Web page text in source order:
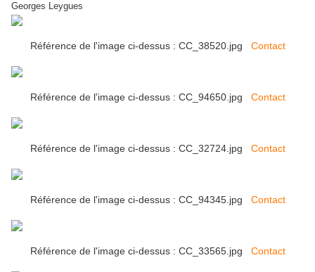
Georges Leygues
Référence de l'image ci-dessus : CC_38520.jpg Contact
Référence de l'image ci-dessus : CC_94650.jpg Contact
Référence de l'image ci-dessus : CC_32724.jpg Contact
Référence de l'image ci-dessus : CC_94345.jpg Contact
Référence de l'image ci-dessus : CC_33565.jpg Contact